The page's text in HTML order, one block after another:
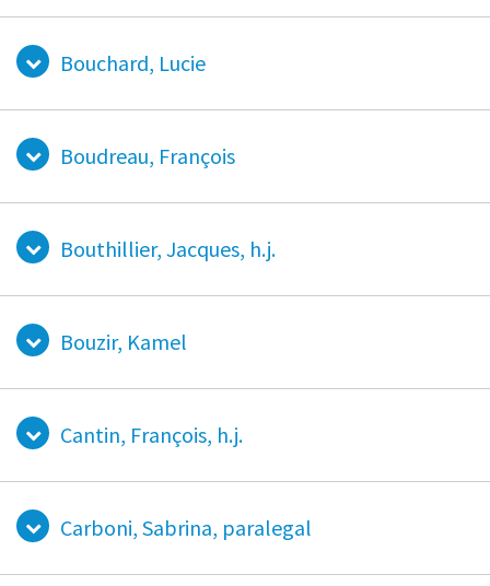
Bouchard, Lucie
Boudreau, François
Bouthillier, Jacques, h.j.
Bouzir, Kamel
Cantin, François, h.j.
Carboni, Sabrina, paralegal